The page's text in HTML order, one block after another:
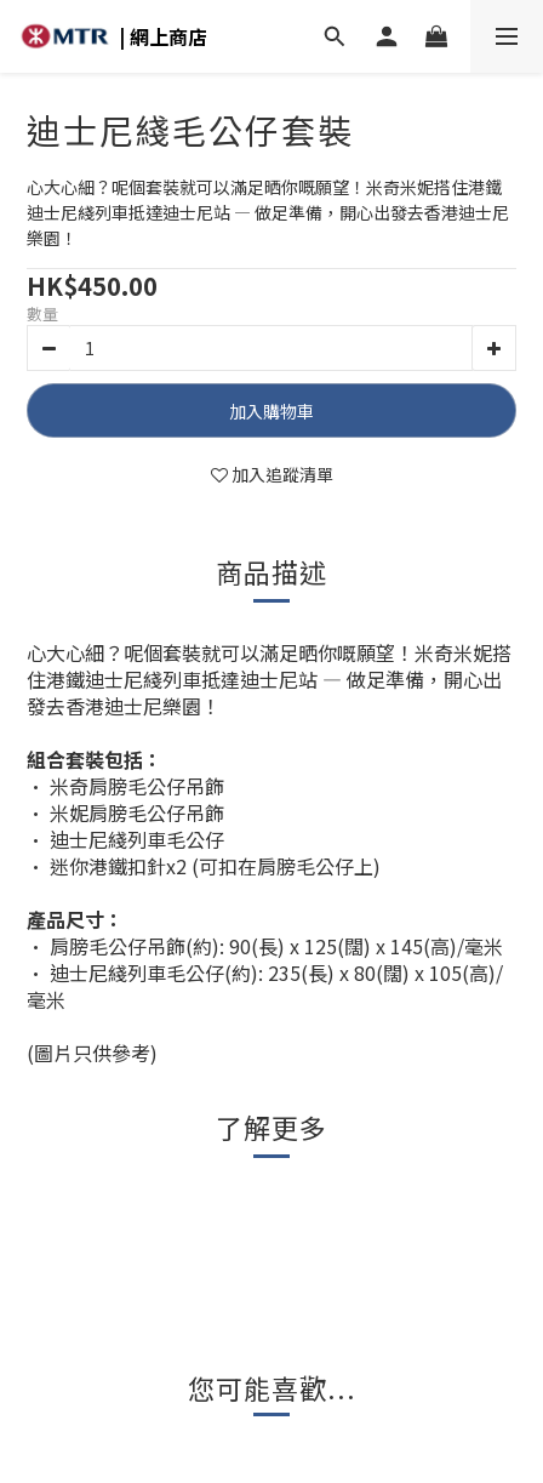
| 網上商店
迪士尼綫毛公仔套裝
心大心細？呢個套裝就可以滿足晒你嘅願望！米奇米妮搭住港鐵
迪士尼綫列車抵達迪士尼站 — 做足準備，開心出發去香港迪士尼
樂園！
HK$450.00
數量
加入購物車
加入追蹤清單
商品描述
心大心細？呢個套裝就可以滿足晒你嘅願望！米奇米妮搭
住港鐵迪士尼綫列車抵達迪士尼站 — 做足準備，開心出
發去香港迪士尼樂園！
組合套裝包括：
• 米奇肩膀毛公仔吊飾
• 米妮肩膀毛公仔吊飾
• 迪士尼綫列車毛公仔
• 迷你港鐵扣針x2 (可扣在肩膀毛公仔上)
產品尺寸：
• 肩膀毛公仔吊飾(約): 90(長) x 125(闊) x 145(高)/毫米
• 迪士尼綫列車毛公仔(約): 235(長) x 80(闊) x 105(高)/
毫米
(圖片只供參考)
了解更多
您可能喜歡...